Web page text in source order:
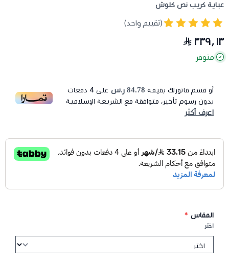
عباية كريب نص كلوش
(تقييم واحد)
٣٣٩٫١٣
متوفر
أو قسم فاتورتك بقيمة 84.78 ر.س على 4 دفعات
بدون رسوم تأخير، متوافقة مع الشريعة الإسلامية
اعرف أكثر
المقاس *
اختر